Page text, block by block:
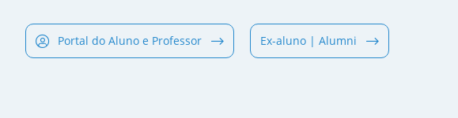
Portal do Aluno e Professor Ex-aluno | Alumni